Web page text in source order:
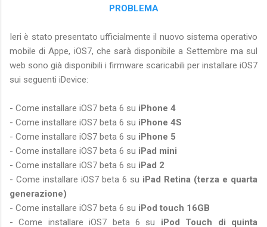
PROBLEMA
Ieri è stato presentato ufficialmente il nuovo sistema operativo
mobile di Appe, iOS7, che sarà disponibile a Settembre ma sul
web sono già disponibili i firmware scaricabili per installare iOS7
sui seguenti iDevice:
- Come installare iOS7 beta 6 su iPhone 4
- Come installare iOS7 beta 6 su iPhone 4S
- Come installare iOS7 beta 6 su iPhone 5
- Come installare iOS7 beta 6 su iPad mini
- Come installare iOS7 beta 6 su iPad 2
- Come installare iOS7 beta 6 su iPad Retina (terza e quarta
generazione)
- Come installare iOS7 beta 6 su iPod touch 16GB
- Come installare iOS7 beta 6 su iPod Touch di quinta